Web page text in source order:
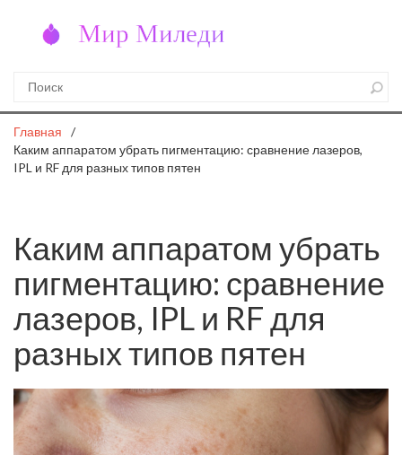
Главная
Каким аппаратом убрать пигментацию: сравнение лазеров,
IPL и RF для разных типов пятен
Каким аппаратом убрать
пигментацию: сравнение
лазеров, IPL и RF для
разных типов пятен